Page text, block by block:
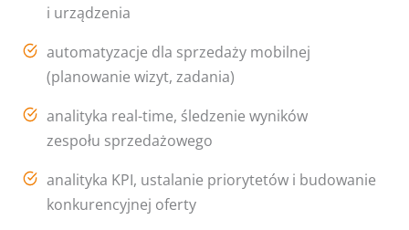
i urządzenia
automatyzacje dla sprzedaży mobilnej
(planowanie wizyt, zadania)
analityka real-time, śledzenie wyników
zespołu sprzedażowego
analityka KPI, ustalanie priorytetów i budowanie
konkurencyjnej oferty